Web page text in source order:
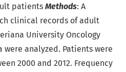
patients Methods: A
clinical records of adult
University Oncology
were analyzed. Patients were
2000 and 2012. Frequency